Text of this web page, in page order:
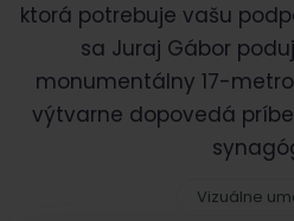
ktorá potrebuje vašu
sa Juraj Gábor
monumentálny 17-
výtvarne dopovedá
Vizuálne